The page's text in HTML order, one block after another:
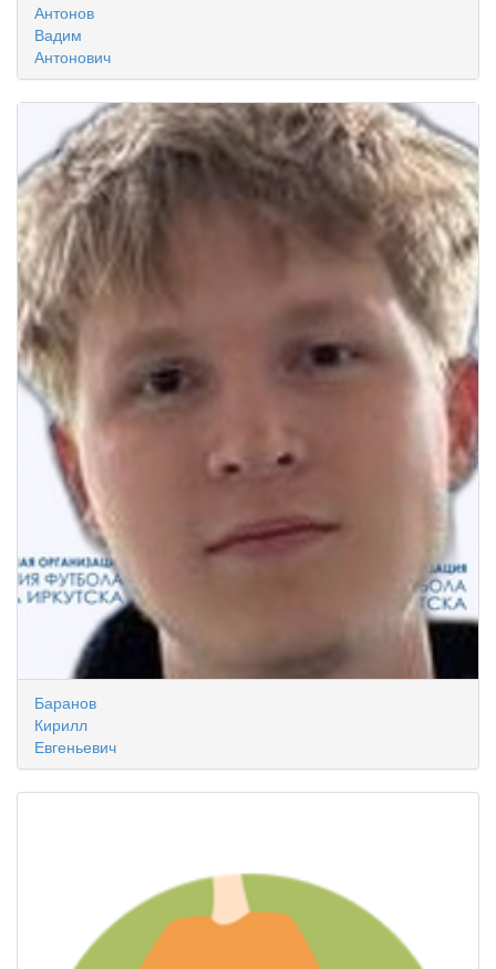
Антонов
Вадим
Антонович
Баранов
Кирилл
Евгеньевич